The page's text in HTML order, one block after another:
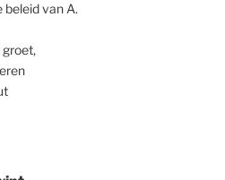
van A.